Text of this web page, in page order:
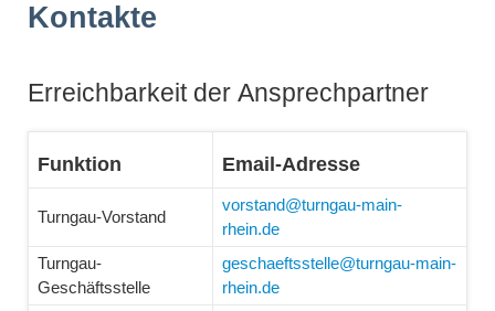
Kontakte
Erreichbarkeit der Ansprechpartner
Funktion Email-Adresse
Turngau-Vorstand
vorstand@turngau-main-
rhein.de
Turngau-
Geschäftsstelle
geschaeftsstelle@turngau-main-
rhein.de